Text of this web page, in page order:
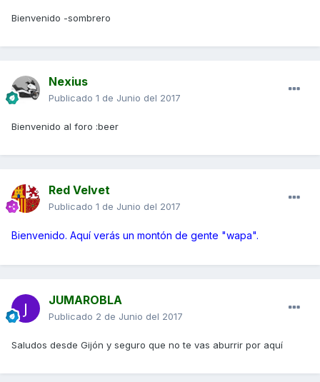
Bienvenido -sombrero
Nexius
Publicado 1 de Junio del 2017
Bienvenido al foro :beer
Red Velvet
Publicado 1 de Junio del 2017
Bienvenido. Aquí verás un montón de gente "wapa".
JUMAROBLA
Publicado 2 de Junio del 2017
Saludos desde Gijón y seguro que no te vas aburrir por aquí